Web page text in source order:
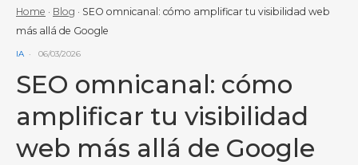
Home · Blog · SEO omnicanal: cómo amplificar tu visibilidad web
más allá de Google
VER MÁS ENTRADAS DE LA CATEGORÍA
IA 06/03/2026
SEO omnicanal: cómo
amplificar tu visibilidad
web más allá de Google